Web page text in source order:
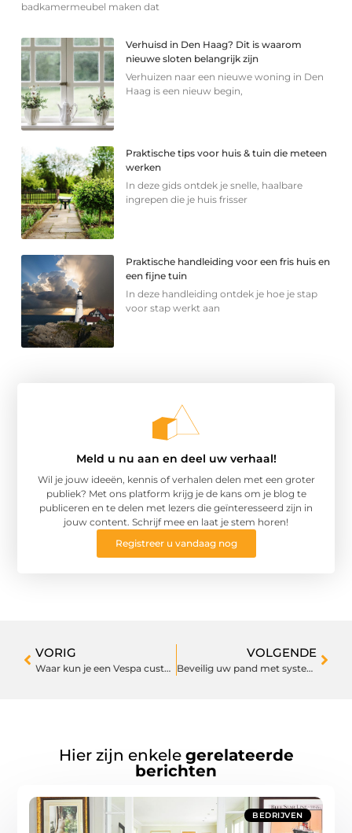
badkamermeubel maken dat
Verhuisd in Den Haag? Dit is waarom
nieuwe sloten belangrijk zijn
Verhuizen naar een nieuwe woning in Den
Haag is een nieuw begin,
Praktische tips voor huis & tuin die meteen
werken
In deze gids ontdek je snelle, haalbare
ingrepen die je huis frisser
Praktische handleiding voor een fris huis en
een fijne tuin
In deze handleiding ontdek je hoe je stap
voor stap werkt aan
Meld u nu aan en deel uw verhaal!
Wil je jouw ideeën, kennis of verhalen delen met een groter
publiek? Met ons platform krijg je de kans om je blog te
publiceren en te delen met lezers die geïnteresseerd zijn in
jouw content. Schrijf mee en laat je stem horen!
Registreer u vandaag nog
VORIG
Waar kun je een Vespa custom kopen?
VOLGENDE
Beveilig uw pand met systemen voor toegangscontrole
Hier zijn enkele gerelateerde
berichten
BEDRIJVEN